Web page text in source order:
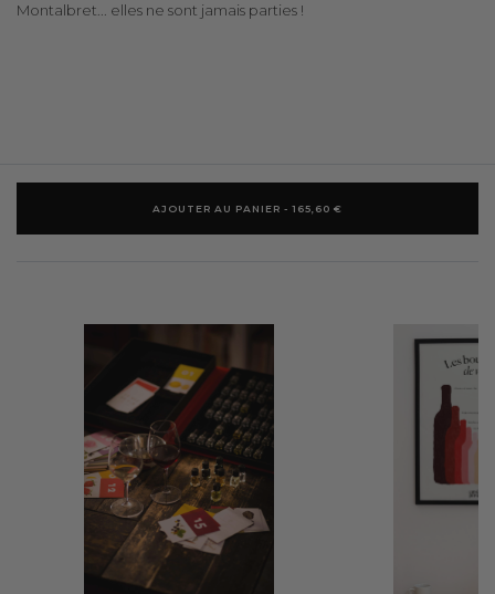
Montalbret... elles ne sont jamais parties !
AJOUTER AU PANIER - 165,60 €